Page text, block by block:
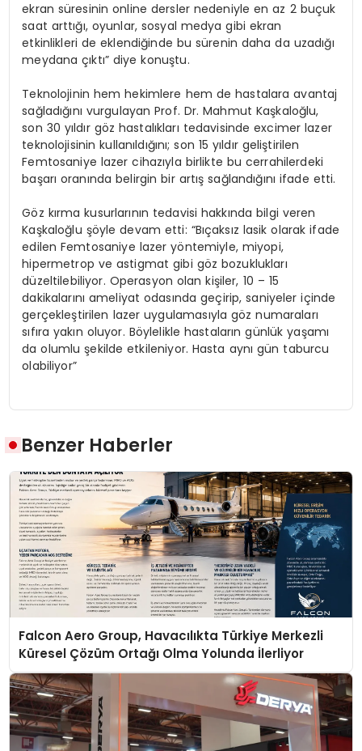
ekran süresinin online dersler nedeniyle en az 2 buçuk
saat arttığı, oyunlar, sosyal medya gibi ekran
etkinlikleri de eklendiğinde bu sürenin daha da uzadığı
meydana çıktı” diye konuştu.
Teknolojinin hem hekimlere hem de hastalara avantaj
sağladığını vurgulayan Prof. Dr. Mahmut Kaşkaloğlu,
son 30 yıldır göz hastalıkları tedavisinde excimer lazer
teknolojisinin kullanıldığını; son 15 yıldır geliştirilen
Femtosaniye lazer cihazıyla birlikte bu cerrahilerdeki
başarı oranında belirgin bir artış sağlandığını ifade etti.
Göz kırma kusurlarının tedavisi hakkında bilgi veren
Kaşkaloğlu şöyle devam etti: “Bıçaksız lasik olarak ifade
edilen Femtosaniye lazer yöntemiyle, miyopi,
hipermetrop ve astigmat gibi göz bozuklukları
düzeltilebiliyor. Operasyon olan kişiler, 10 – 15
dakikalarını ameliyat odasında geçirip, saniyeler içinde
gerçekleştirilen lazer uygulamasıyla göz numaraları
sıfıra yakın oluyor. Böylelikle hastaların günlük yaşamı
da olumlu şekilde etkileniyor. Hasta aynı gün taburcu
olabiliyor”
Benzer Haberler
Falcon Aero Group, Havacılıkta Türkiye Merkezli
Küresel Çözüm Ortağı Olma Yolunda İlerliyor